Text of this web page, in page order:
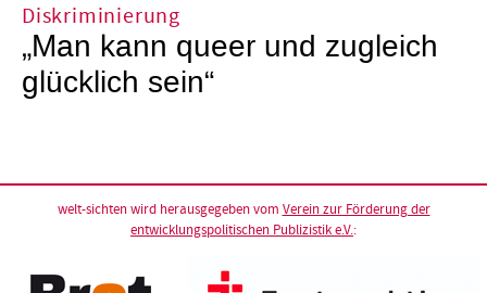
Diskriminierung
„Man kann queer und zugleich
glücklich sein“
welt-sichten wird herausgegeben vom Verein zur Förderung der
entwicklungspolitischen Publizistik e.V.: